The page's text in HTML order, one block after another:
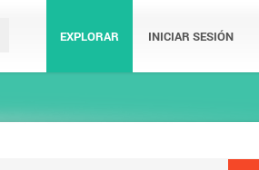
EXPLORAR INICIAR SESIÓN